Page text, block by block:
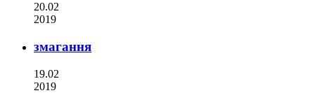
20.02
2019
змагання
19.02
2019